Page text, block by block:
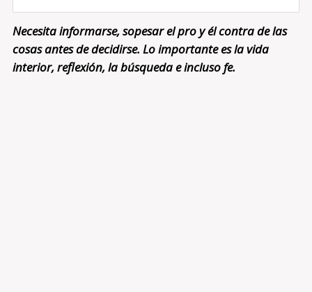
Necesita informarse, sopesar el pro y él contra de las
cosas antes de decidirse. Lo importante es la vida
interior, reflexión, la búsqueda e incluso fe.